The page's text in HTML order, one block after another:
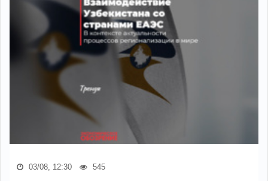
03/08, 12:30 545